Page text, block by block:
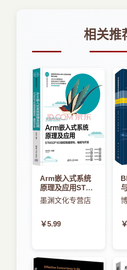
相关推
Arm嵌入式系统
原理及应用STMF
微控制器架构、
编程与开发
墨渊文化专营店
￥5.99